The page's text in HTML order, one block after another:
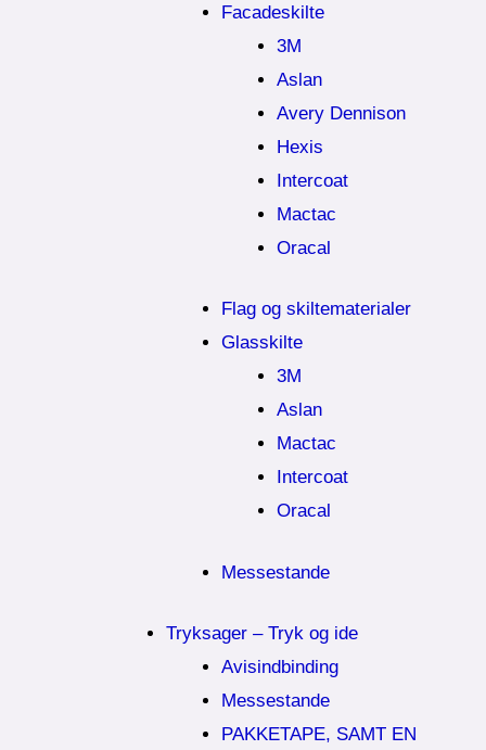
Facadeskilte
3M
Aslan
Avery Dennison
Hexis
Intercoat
Mactac
Oracal
Flag og skiltematerialer
Glasskilte
3M
Aslan
Mactac
Intercoat
Oracal
Messestande
Tryksager – Tryk og ide
Avisindbinding
Messestande
PAKKETAPE, SAMT EN